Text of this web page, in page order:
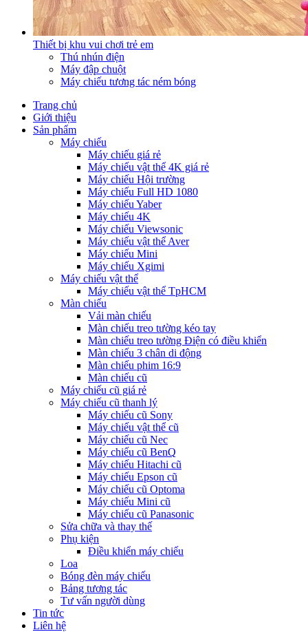
Thiết bị khu vui chơi trẻ em
Thú nhún điện
Máy đập chuột
Máy chiếu tương tác ném bóng
Trang chủ
Giới thiệu
Sản phẩm
Máy chiếu
Máy chiếu giá rẻ
Máy chiếu vật thể 4K giá rẻ
Máy chiếu Hội trường
Máy chiếu Full HD 1080
Máy chiếu Yaber
Máy chiếu 4K
Máy chiếu Viewsonic
Máy chiếu vật thể Aver
Máy chiếu Mini
Máy chiếu Xgimi
Máy chiếu vật thể
Máy chiếu vật thể TpHCM
Màn chiếu
Vải màn chiếu
Màn chiếu treo tường kéo tay
Màn chiếu treo tường Điện có điều khiển
Màn chiếu 3 chân di động
Màn chiếu phim 16:9
Màn chiếu cũ
Máy chiếu cũ giá rẻ
Máy chiếu cũ thanh lý
Máy chiếu cũ Sony
Máy chiếu vật thể cũ
Máy chiếu cũ Nec
Máy chiếu cũ BenQ
Máy chiếu Hitachi cũ
Máy chiếu Epson cũ
Máy chiếu cũ Optoma
Máy chiếu Mini cũ
Máy chiếu cũ Panasonic
Sửa chữa và thay thế
Phụ kiện
Điều khiển máy chiếu
Loa
Bóng đèn máy chiếu
Bảng tương tác
Tư vấn người dùng
Tin tức
Liên hệ